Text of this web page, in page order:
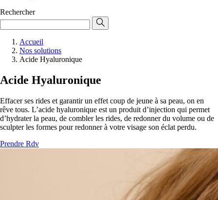
Rechercher
Accueil
Nos solutions
Acide Hyaluronique
Acide Hyaluronique
Effacer ses rides et garantir un effet coup de jeune à sa peau, on en
rêve tous. L’acide hyaluronique est un produit d’injection qui permet
d’hydrater la peau, de combler les rides, de redonner du volume ou de
sculpter les formes pour redonner à votre visage son éclat perdu.
Prendre Rdv